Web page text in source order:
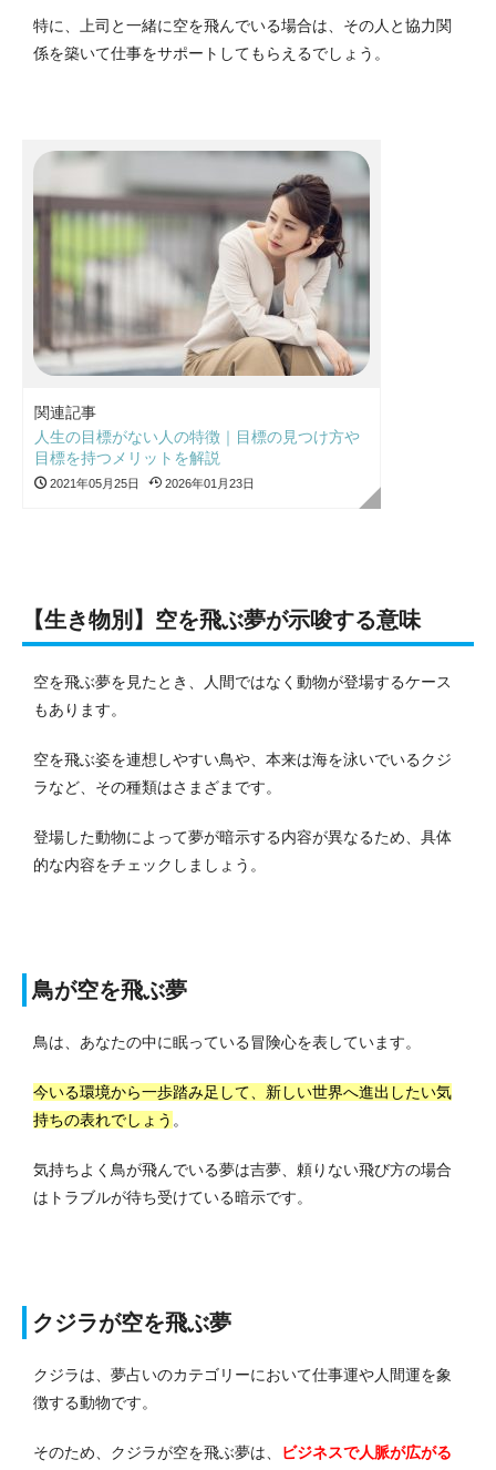
特に、上司と一緒に空を飛んでいる場合は、その人と協力関
係を築いて仕事をサポートしてもらえるでしょう。
関連記事
人生の目標がない人の特徴｜目標の見つけ方や
目標を持つメリットを解説
2021年05月25日 2026年01月23日
【生き物別】空を飛ぶ夢が示唆する意味
空を飛ぶ夢を見たとき、人間ではなく動物が登場するケース
もあります。
空を飛ぶ姿を連想しやすい鳥や、本来は海を泳いでいるクジ
ラなど、その種類はさまざまです。
登場した動物によって夢が暗示する内容が異なるため、具体
的な内容をチェックしましょう。
鳥が空を飛ぶ夢
鳥は、あなたの中に眠っている冒険心を表しています。
今いる環境から一歩踏み足して、新しい世界へ進出したい気
持ちの表れでしょう 。
気持ちよく鳥が飛んでいる夢は吉夢、頼りない飛び方の場合
はトラブルが待ち受けている暗示です。
クジラが空を飛ぶ夢
クジラは、夢占いのカテゴリーにおいて仕事運や人間運を象
徴する動物です。
そのため、クジラが空を飛ぶ夢は、
ビジネスで人脈が広がる